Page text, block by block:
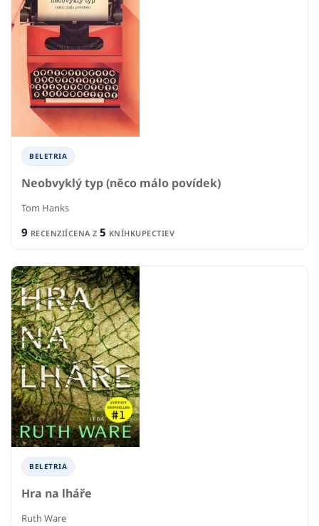
BELETRIA
Neobvyklý typ (něco málo povídek)
Tom Hanks
9 RECENZIÍCENA Z 5 KNÍHKUPECTIEV
BELETRIA
Hra na lháře
Ruth Ware